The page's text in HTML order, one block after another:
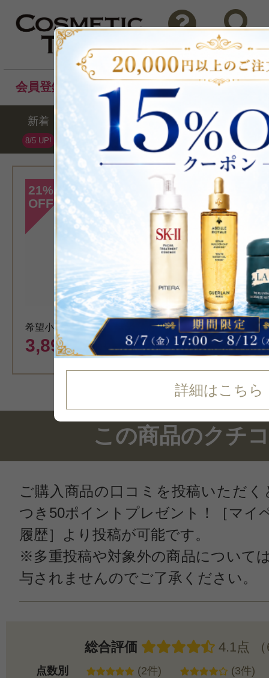
問い合わせ 検索
会員登録後のお買い物でポイントプレゼント！
新着
8/5 UP!
セール ランキング ブ
詳細はこちら
21%
OFF
希望小売価格 4,950円
3,899 円（税込）
[マルティナ]
>シアバター モ
ルク 100ml
カート
この商品のクチ
ご購入商品の口コミを投稿いただく
つき50ポイントプレゼント！［マイ
履歴］より投稿が可能です。
※多重投稿や対象外の商品について
与されませんのでご了承ください。
総合評価 4.1点
点数別 (2件) (3件)